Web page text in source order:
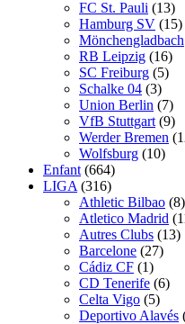
FC St. Pauli (13)
Hamburg SV (15)
Mönchengladbach
RB Leipzig (16)
SC Freiburg (5)
Schalke 04 (3)
Union Berlin (7)
VfB Stuttgart (9)
Werder Bremen
Wolfsburg (10)
Enfant (664)
LIGA (316)
Athletic Bilbao (8)
Atletico Madrid
Autres Clubs (13)
Barcelone (27)
Cádiz CF (1)
CD Tenerife (6)
Celta Vigo (5)
Deportivo Alavés